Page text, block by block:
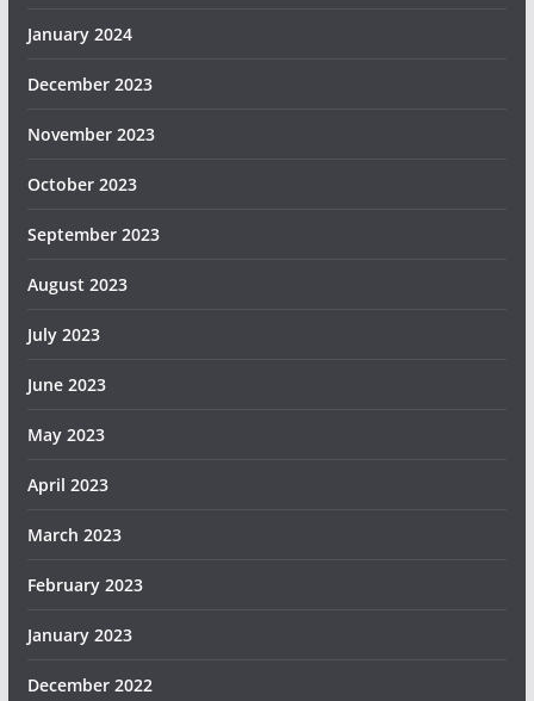
January 2024
December 2023
November 2023
October 2023
September 2023
August 2023
July 2023
June 2023
May 2023
April 2023
March 2023
February 2023
January 2023
December 2022